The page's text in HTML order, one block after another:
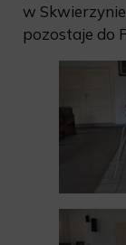
w
pozostaje do